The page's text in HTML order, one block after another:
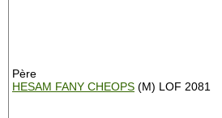
Père
HESAM FANY CHEOPS (M) LOF 2081